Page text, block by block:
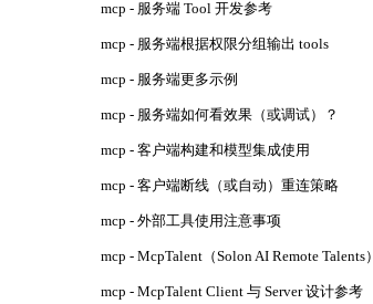
mcp - 服务端 Tool 开发参考
mcp - 服务端根据权限分组输出 tools
mcp - 服务端更多示例
mcp - 服务端如何看效果（或调试）？
mcp - 客户端构建和模型集成使用
mcp - 客户端断线（或自动）重连策略
mcp - 外部工具使用注意事项
mcp - McpTalent（Solon AI Remote Talents）
mcp - McpTalent Client 与 Server 设计参考